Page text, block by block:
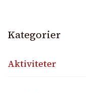
Kategorier
Aktiviteter